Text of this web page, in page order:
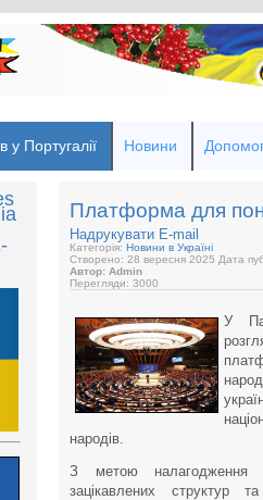
у Португалії Новини
Платформа для
Надрукувати E-mail
Категорія: Новини в Україні
Створено: 28 вересня 2025 Дата
Автор: Admin
Перегляди: 3000
У
народів.
З метою налагодження
зацікавлених структур